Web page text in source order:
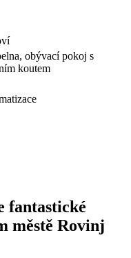
obývací pokoj s
koutem
fantastické
městě Rovinj